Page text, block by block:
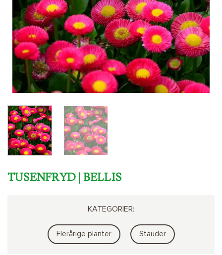
TUSENFRYD | BELLIS
KATEGORIER:
Flerårige planter Stauder